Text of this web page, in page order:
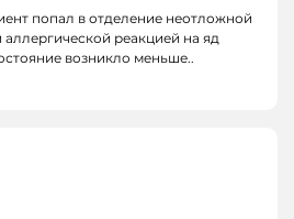
попал в отделение неотложной
реакцией на яд
возникло меньше..